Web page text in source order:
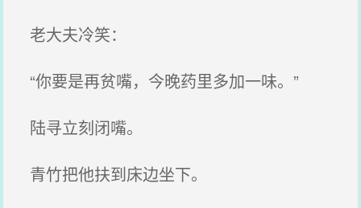
老大夫冷笑：
“你要是再贫嘴，今晚药里多加一味。”
陆寻立刻闭嘴。
青竹把他扶到床边坐下。